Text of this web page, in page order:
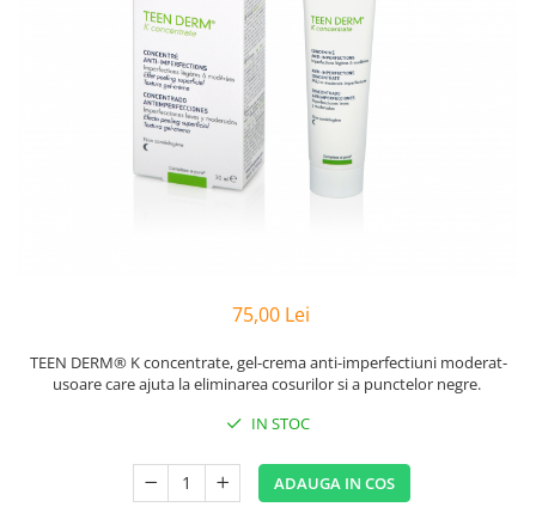
PREPARATE DERMATOLOGICE
Dermatita seboreica
PREPARATE GINECOLOGICE
Infectii urinare
PREPARATE PENTRU COPII
ALTE AFECTIUNI
75,00 Lei
TEEN DERM® K concentrate, gel-crema anti-imperfectiuni moderat-
usoare care ajuta la eliminarea cosurilor si a punctelor negre.
IN STOC
ADAUGA IN COS